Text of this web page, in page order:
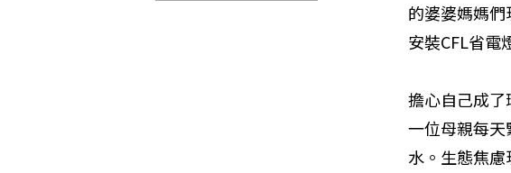
的婆婆媽媽
安裝CFL省電
擔心自己成
一位母親每
水。生態焦